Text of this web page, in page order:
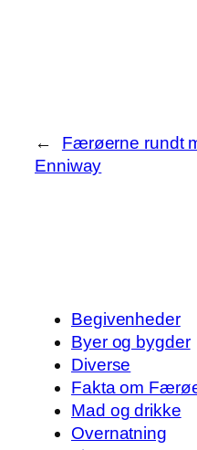
←
Færøerne rundt
Enniway
Begivenheder
Byer og bygder
Diverse
Fakta om
Mad og drikke
Overnatning